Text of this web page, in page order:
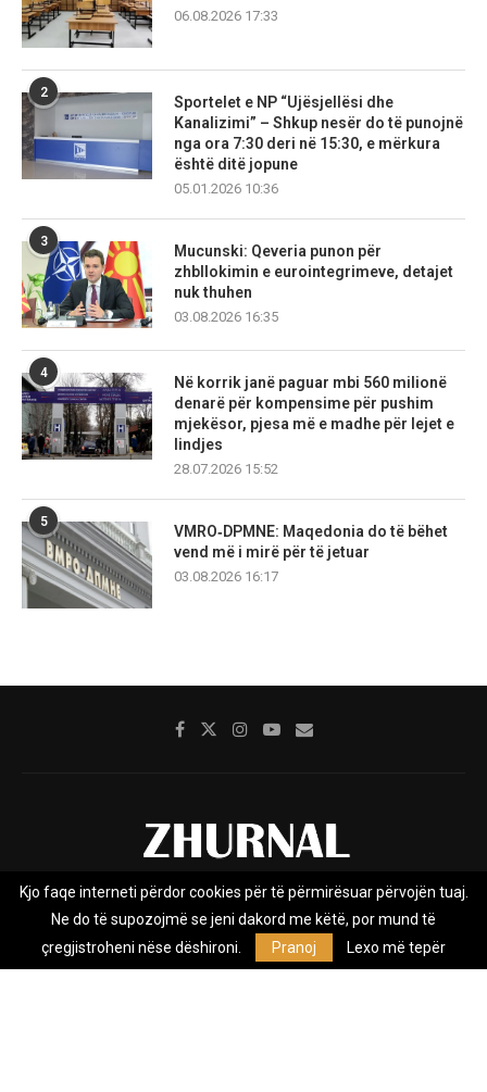
06.08.2026 17:33
2
Sportelet e NP “Ujësjellësi dhe
Kanalizimi” – Shkup nesër do të punojnë
nga ora 7:30 deri në 15:30, e mërkura
është ditë jopune
05.01.2026 10:36
3
Mucunski: Qeveria punon për
zhbllokimin e eurointegrimeve, detajet
nuk thuhen
03.08.2026 16:35
4
Në korrik janë paguar mbi 560 milionë
denarë për kompensime për pushim
mjekësor, pjesa më e madhe për lejet e
lindjes
28.07.2026 15:52
5
VMRO‑DPMNE: Maqedonia do të bëhet
vend më i mirë për të jetuar
03.08.2026 16:17
Rreth nesh Impresumi Marketing
Kontakt
Privacy Policy
Zhurnal.mk është Agjenci e Lajmeve e pavarur, e themeluar në vitin
Kjo faqe interneti përdor cookies për të përmirësuar përvojën tuaj.
Ne do të supozojmë se jeni dakord me këtë, por mund të
çregjistroheni nëse dëshironi.
Pranoj Lexo më tepër